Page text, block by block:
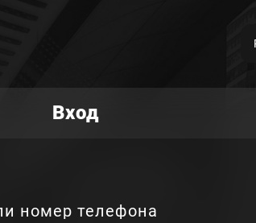
Вход
номер телефона